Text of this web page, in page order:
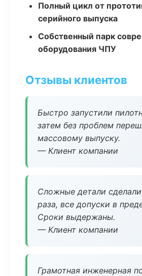
Полный цикл от
серийного выпуска
Собственный парк
оборудования ЧПУ
Отзывы клиентов
Быстро запустили
затем без проблем
массовому выпуску.
— Клиент компании
Сложные детали
раза, все допуски в
Сроки выдержаны.
— Клиент компании
Грамотная инженерная